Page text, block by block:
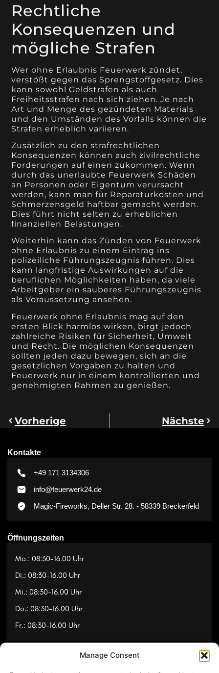
Manage Consent
Rechtliche
Konsequenzen und
mögliche Strafen
Wer ohne Erlaubnis Feuerwerk zündet,
verstößt gegen das Sprengstoffgesetz. Dies
kann sowohl Geldstrafen als auch
Freiheitsstrafen nach sich ziehen. Je nach
Art und Menge des gezündeten Materials
und den Umständen des Vorfalls können die
Strafen erheblich variieren.
Zusätzlich zu den strafrechtlichen
Konsequenzen können auch zivilrechtliche
Forderungen auf einen zukommen. Wenn
durch das unerlaubte Feuerwerk Schäden
an Personen oder Eigentum verursacht
werden, kann man für Reparaturkosten und
Schmerzensgeld haftbar gemacht werden.
Dies führt nicht selten zu erheblichen
finanziellen Belastungen.
Weiterhin kann das Zünden von Feuerwerk
ohne Erlaubnis zu einem Eintrag ins
polizeiliche Führungszeugnis führen. Dies
kann langfristige Auswirkungen auf die
beruflichen Möglichkeiten haben, da viele
Arbeitgeber ein sauberes Führungszeugnis
als Voraussetzung ansehen.
Feuerwerk ohne Erlaubnis mag auf den
ersten Blick harmlos wirken, birgt jedoch
zahlreiche Risiken für Sicherheit, Umwelt
und Recht. Die möglichen Konsequenzen
sollten jeden dazu bewegen, sich an die
gesetzlichen Vorgaben zu halten und
Feuerwerk nur in einem kontrollierten und
genehmigten Rahmen zu genießen.
Vorherige Nächste
Kontakte
+49 171 3134306
info@feuerwerk24.de
Magic-Fireworks, Deller Str. 28. - 58339 Breckerfeld
Öffnungszeiten
Mo.: 08:30-16.00 Uhr
Di.: 08:30-16.00 Uhr
Mi.: 08:30-16.00 Uhr
Do.: 08:30-16.00 Uhr
Fr.: 08:30-16.00 Uhr